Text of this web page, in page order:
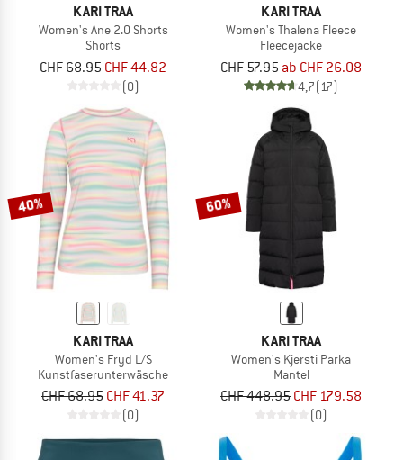
KARI TRAA
Women's Ane 2.0 Shorts
Shorts
CHF 68.95 CHF 44.82
(0)
KARI TRAA
Women's Thalena Fleece
Fleecejacke
CHF 57.95 ab CHF 26.08
4,7(17)
40%
KARI TRAA
Women's Fryd L/S
Kunstfaserunterwäsche
CHF 68.95 CHF 41.37
(0)
60%
KARI TRAA
Women's Kjersti Parka
Mantel
CHF 448.95 CHF 179.58
(0)